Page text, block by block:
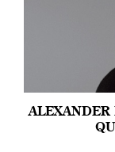
ALEXANDER